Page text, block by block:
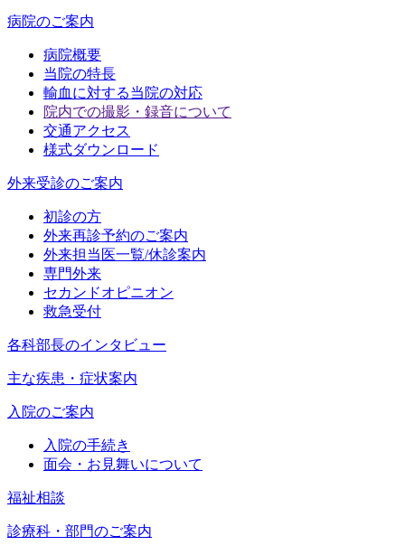
病院のご案内
病院概要
当院の特長
輸血に対する当院の対応
院内での撮影・録音について
交通アクセス
様式ダウンロード
外来受診のご案内
初診の方
外来再診予約のご案内
外来担当医一覧/休診案内
専門外来
セカンドオピニオン
救急受付
各科部長のインタビュー
主な疾患・症状案内
入院のご案内
入院の手続き
面会・お見舞いについて
福祉相談
診療科・部門のご案内